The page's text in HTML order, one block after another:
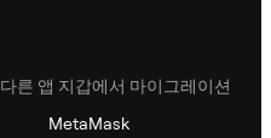
다른 앱 지갑에서 마이그레이션
MetaMask